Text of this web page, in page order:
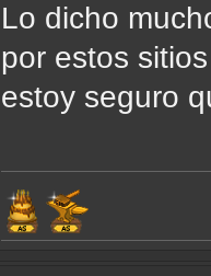
Lo dicho
por estos
estoy seguro